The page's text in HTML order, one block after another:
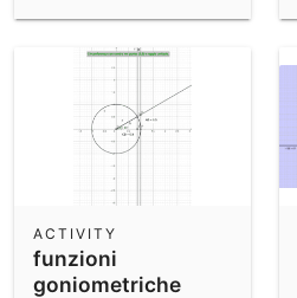
funzioni
goniometriche
ACTIVITY